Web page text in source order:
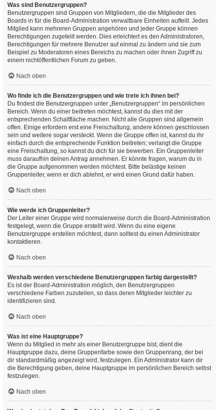
Was sind Benutzergruppen?
Benutzergruppen sind Gruppen von Mitgliedern, die die Mitglieder des
Boards in für die Board-Administration verwaltbare Einheiten aufteilt. Jedes
Mitglied kann mehreren Gruppen angehören und jeder Gruppe können
Berechtigungen zugeteilt werden. Dies erleichtert es den Administratoren,
Berechtigungen für mehrere Benutzer auf einmal zu ändern und sie zum
Beispiel zu Moderatoren eines Bereichs zu machen oder ihnen Zugriff zu
einem nichtöffentlichen Forum zu geben.
Nach oben
Wo finde ich die Benutzergruppen und wie trete ich ihnen bei?
Du findest die Benutzergruppen unter „Benutzergruppen“ im persönlichen
Bereich. Wenn du einer beitreten möchtest, kannst du dies mit der
entsprechenden Schaltfläche machen. Nicht alle Gruppen sind allgemein
offen. Einige erfordern erst eine Freischaltung, andere können geschlossen
sein und weitere sogar versteckt. Wenn die Gruppe offen ist, kannst du ihr
einfach durch die entsprechende Funktion beitreten; verlangt die Gruppe
eine Freischaltung, so kannst du dich für sie bewerben. Ein Gruppenleiter
muss daraufhin deinen Antrag annehmen. Er könnte fragen, warum du in
die Gruppe aufgenommen werden möchtest. Bitte belästige keinen
Gruppenleiter, wenn er dich ablehnt, er wird einen Grund dafür haben.
Nach oben
Wie werde ich Gruppenleiter?
Der Leiter einer Gruppe wird normalerweise durch die Board-Administration
festgelegt, wenn die Gruppe erstellt wird. Wenn du eine eigene
Benutzergruppe erstellen möchtest, dann solltest du einen Administrator
kontaktieren.
Nach oben
Weshalb werden verschiedene Benutzergruppen farbig dargestellt?
Es ist der Board-Administration möglich, den Benutzergruppen
verschiedene Farben zuzuteilen, so dass deren Mitglieder leichter zu
identifizieren sind.
Nach oben
Was ist eine Hauptgruppe?
Wenn du Mitglied in mehr als einer Benutzergruppe bist, dient die
Hauptgruppe dazu, deine Gruppenfarbe sowie den Gruppenrang, der bei
dir standardmäßig angezeigt wird, festzulegen. Ein Administrator kann dir
die Berechtigung geben, deine Hauptgruppe im persönlichen Bereich selbst
festzulegen.
Nach oben